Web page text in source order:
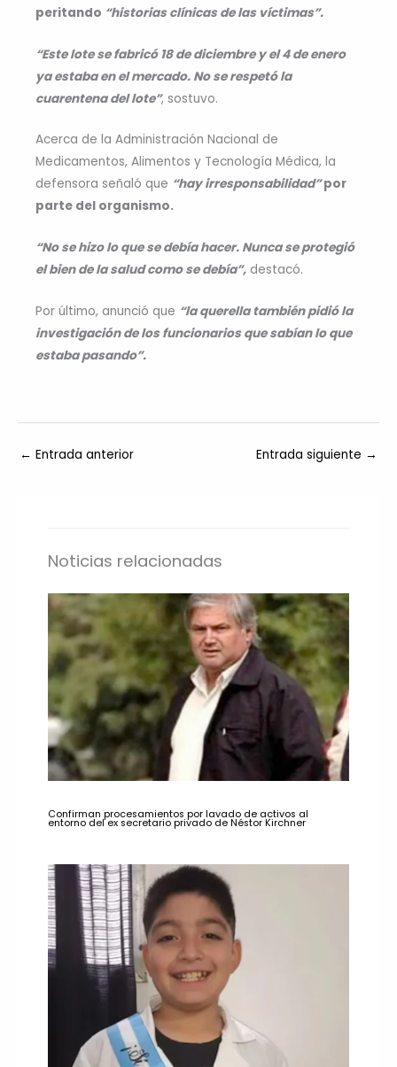
peritando “historias clínicas de las víctimas”.
“Este lote se fabricó 18 de diciembre y el 4 de enero
ya estaba en el mercado. No se respetó la
cuarentena del lote”, sostuvo.
Acerca de la Administración Nacional de
Medicamentos, Alimentos y Tecnología Médica, la
defensora señaló que “hay irresponsabilidad”por
parte del organismo.
“No se hizo lo que se debía hacer. Nunca se protegió
el bien de la salud como se debía”, destacó.
Por último, anunció que “la querella también pidió la
investigación de los funcionarios que sabían lo que
estaba pasando”.
← Entrada anterior Entrada siguiente →
Noticias relacionadas
Confirman procesamientos por lavado de activos al
entorno del ex secretario privado de Néstor Kirchner